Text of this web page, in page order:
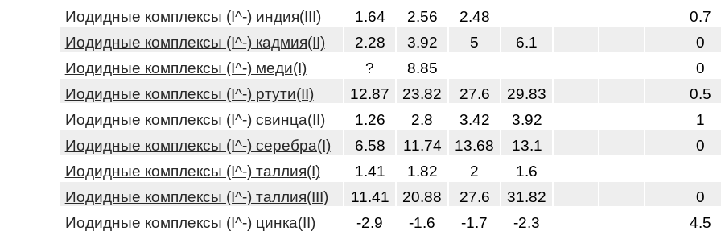
Иодидные комплексы (I^-) индия(III)
1.64 2.56 2.48
0.7
Иодидные комплексы (I^-) кадмия(II)
2.28 3.92 5 6.1
0
Иодидные комплексы (I^-) меди(I)
? 8.85
0
Иодидные комплексы (I^-) ртути(II)
12.87 23.82 27.6 29.83
0.5
Иодидные комплексы (I^-) свинца(II)
1.26 2.8 3.42 3.92
1
Иодидные комплексы (I^-) серебра(I)
6.58 11.74 13.68 13.1
0
Иодидные комплексы (I^-) таллия(I)
1.41 1.82 2
1.6
Иодидные комплексы (I^-) таллия(III)
11.41 20.88 27.6 31.82
0
Иодидные комплексы (I^-) цинка(II)
-2.9 -1.6 -1.7 -2.3 4.5